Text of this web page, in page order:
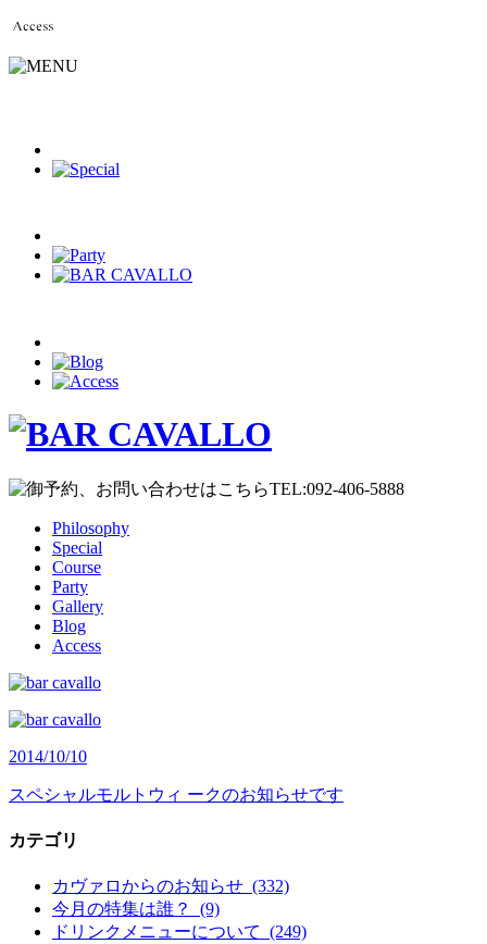
Philosophy
Special
Course
Party
Gallery
Blog
Access
2014/10/10
スペシャルモルトウィ ークのお知らせです
カテゴリ
カヴァロからのお知らせ (332)
今月の特集は誰？ (9)
ドリンクメニューについて (249)